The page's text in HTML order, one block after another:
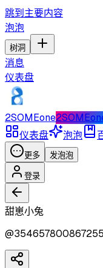
跳到主要内容
泡泡
树洞
消息
仪表盘
2SOMEone
仪表盘
泡泡
更多 发泡泡
登录
甜崽小兔
@